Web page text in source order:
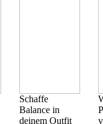
Schaffe
Balance in
deinem Outfit